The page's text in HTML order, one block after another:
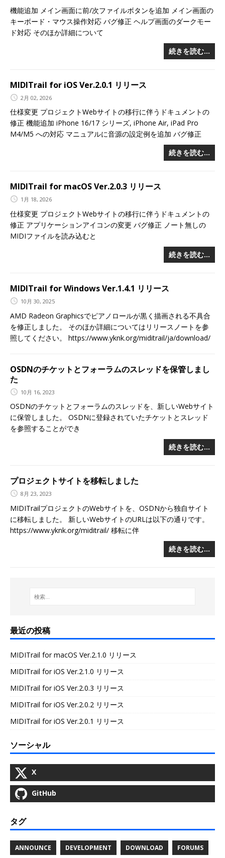
機能追加 メイン画面に前/次ファイルボタンを追加 メイン画面の
キーボード・マウス操作対応 バグ修正 ヘルプ画面のダークモー
ド対応 そのほか詳細について
続きを読む…
MIDITrail for iOS Ver.2.0.1 リリース
2月 02, 2026
仕様変更 プロジェクトWebサイトの移行に伴うドキュメントの
修正 機能追加 iPhone 16/17 シリーズ, iPhone Air, iPad Pro
M4/M5 への対応 マニュアルに音源の設定例を追加 バグ修正
続きを読む…
MIDITrail for macOS Ver.2.0.3 リリース
1月 18, 2026
仕様変更 プロジェクトWebサイトの移行に伴うドキュメントの
修正 アプリケーションアイコンの変更 バグ修正 ノート無しの
MIDIファイルを読み込むと
続きを読む…
MIDITrail for Windows Ver.1.4.1 リリース
10月 30, 2025
AMD Radeon Graphicsでピアノロールが黒く描画される不具合
を修正しました。 そのほか詳細についてはリリースノートを参
照してください。 https://www.yknk.org/miditrail/ja/download/
OSDNのチケットとフォーラムのスレッドを保管しまし
た
10月 16, 2023
OSDNのチケットとフォーラムのスレッドを、新しいWebサイト
に保管しました。 OSDNに登録されていたチケットとスレッド
を参照することができ
続きを読む…
プロジェクトサイトを移転しました
8月 23, 2023
MIDITrailプロジェクトのWebサイトを、OSDNから独自サイト
に移転しました。 新しいWebサイトのURLは以下の通りです。
https://www.yknk.org/miditrail/ 移転に伴
続きを読む…
最近の投稿
MIDITrail for macOS Ver.2.1.0 リリース
MIDITrail for iOS Ver.2.1.0 リリース
MIDITrail for iOS Ver.2.0.3 リリース
MIDITrail for iOS Ver.2.0.2 リリース
MIDITrail for iOS Ver.2.0.1 リリース
ソーシャル
X
GitHub
タグ
ANNOUNCE DEVELOPMENT DOWNLOAD FORUMS